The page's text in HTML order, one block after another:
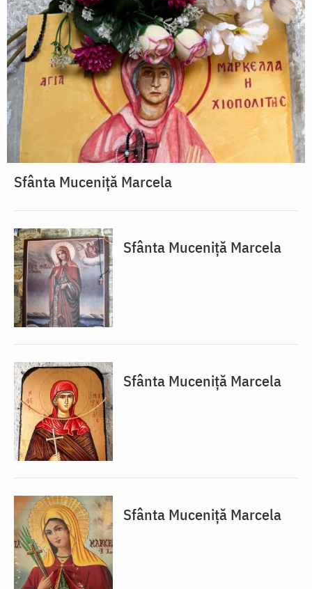
Sfânta Muceniță Marcela
Sfânta Muceniță Marcela
Sfânta Muceniță Marcela
Sfânta Muceniță Marcela